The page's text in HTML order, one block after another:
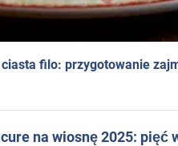
ciasta filo: przygotowanie
na wiosnę 2025: pięć